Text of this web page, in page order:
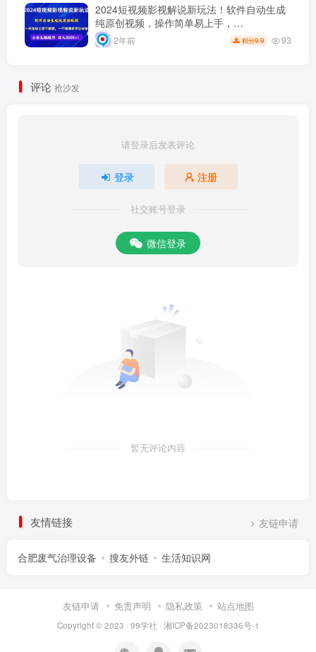
2024短视频影视解说新玩法！软件自动生成
纯原创视频，操作简单易上手，…
2年前 积分9.9 93
评论 抢沙发
请登录后发表评论
登录 注册
社交账号登录
微信登录
暂无评论内容
友情链接 友链申请
合肥废气治理设备 搜友外链 生活知识网
友链申请 免责声明 隐私政策 站点地图
Copyright © 2023 · 99学社 · 湘ICP备2023018336号-1